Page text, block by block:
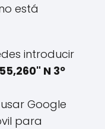
está
introducir
N 3º
Google
para